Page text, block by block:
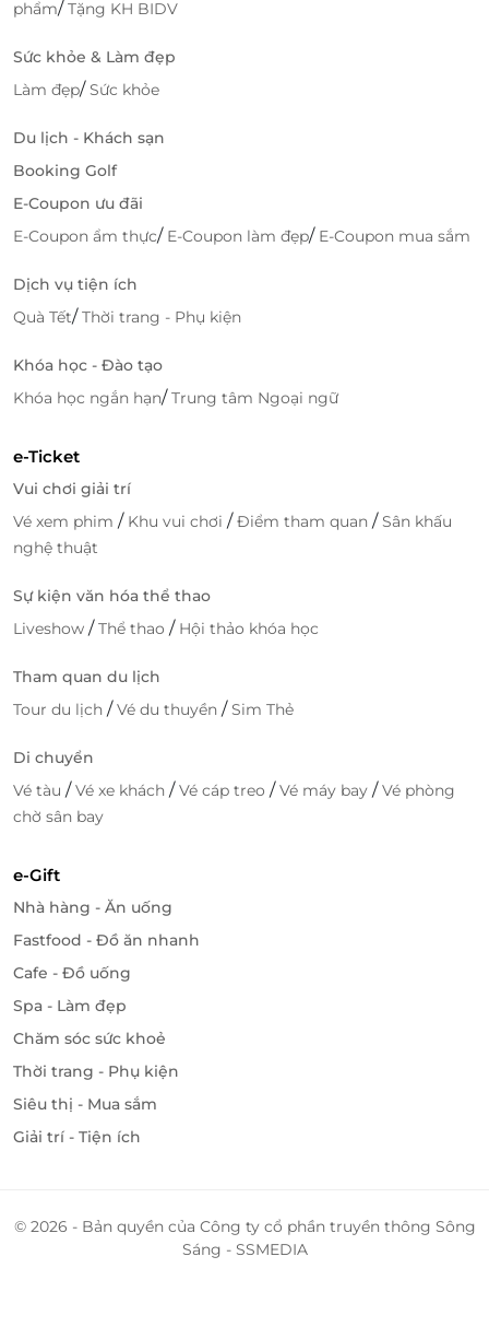
hỗ trợ khách hàng luôn sẵn sàng giải đáp mọi thắc
mắc và hỗ trợ bạn trong suốt quá trình đặt phòng và
sạn giá ưu đãi nhất!
phẩm/Tặng KH BIDV
Sức khỏe & Làm đẹp
Làm đẹp/Sức khỏe
Du lịch - Khách sạn
Booking Golf
E-Coupon ưu đãi
E-Coupon ẩm thực/ E-Coupon làm đẹp/ E-Coupon mua sắm
Dịch vụ tiện ích
Quà Tết/Thời trang - Phụ kiện
Khóa học - Đào tạo
Khóa học ngắn hạn/Trung tâm Ngoại ngữ
e-Ticket
Vui chơi giải trí
Vé xem phim / Khu vui chơi /Điểm tham quan /Sân khấu
nghệ thuật
Sự kiện văn hóa thể thao
Liveshow /Thể thao / Hội thảo khóa học
Tham quan du lịch
Tour du lịch /Vé du thuyền /Sim Thẻ
Di chuyển
Vé tàu /Vé xe khách /Vé cáp treo /Vé máy bay /Vé phòng
chờ sân bay
e-Gift
Nhà hàng - Ăn uống
Fastfood - Đồ ăn nhanh
Cafe - Đồ uống
Spa - Làm đẹp
Chăm sóc sức khoẻ
Thời trang - Phụ kiện
Siêu thị - Mua sắm
Giải trí - Tiện ích
© 2026 - Bản quyền của Công ty cổ phần truyền thông Sông
Sáng - SSMEDIA